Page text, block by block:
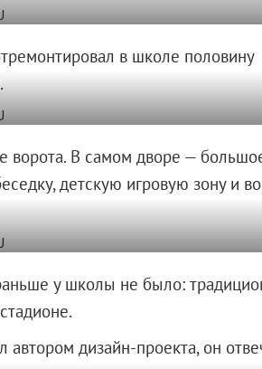
в школе половину
ворота. В самом дворе —
детскую игровую зону и
у школы не было:
дизайн-проекта, он